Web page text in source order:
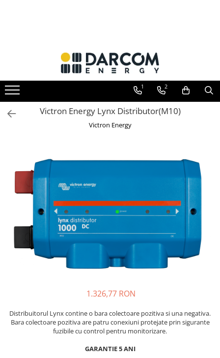
Residential
Industrial
Invertoare hibrid
Multiplus
Fronius GEN24
Invertoare on-grid
Invertoare On-Grid uz rezidențial
Invertoare On-Grid uz industrial
Invertoare off-grid
Incarcatoare solare
Protectii & izolatoare baterii
Cabluri si interfete
1 2
Victron Energy Lynx Distributor(M10)
Victron Energy
1.326,77 RON
Distribuitorul Lynx contine o bara colectoare pozitiva si una negativa.
Bara colectoare pozitiva are patru conexiuni protejate prin sigurante
fuzibile cu control pentru monitorizare.
GARANTIE 5 ANI